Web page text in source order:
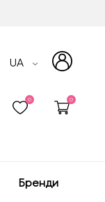
UA
0 0
Бренди